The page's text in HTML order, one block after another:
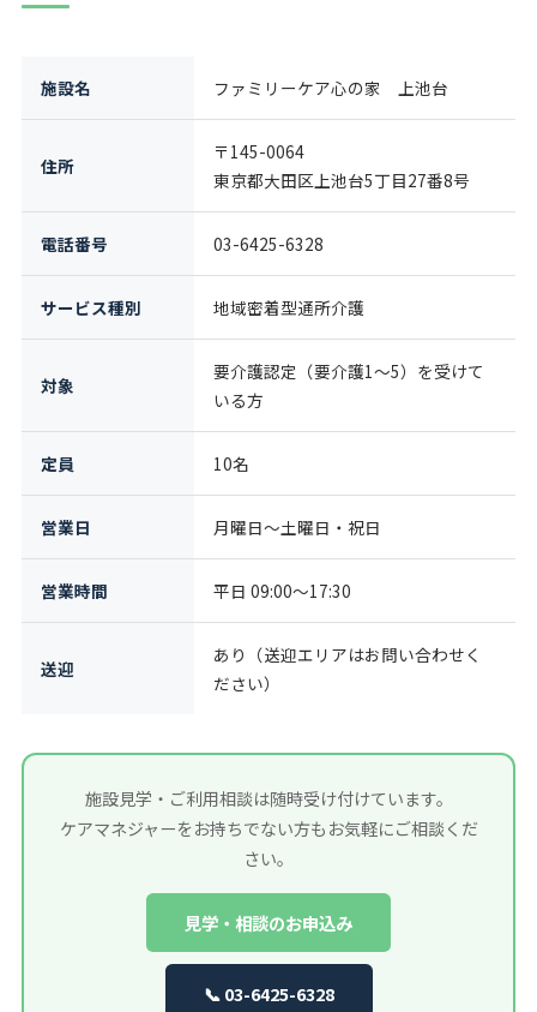
施設名 ファミリーケア心の家 上池台
住所
〒145-0064
東京都大田区上池台5丁目27番8号
電話番号 03-6425-6328
サービス種別 地域密着型通所介護
対象
要介護認定（要介護1〜5）を受けて
いる方
定員 10名
営業日 月曜日〜土曜日・祝日
営業時間 平日 09:00〜17:30
送迎
あり（送迎エリアはお問い合わせく
ださい）
施設見学・ご利用相談は随時受け付けています。
ケアマネジャーをお持ちでない方もお気軽にご相談くだ
さい。
見学・相談のお申込み
📞 03-6425-6328